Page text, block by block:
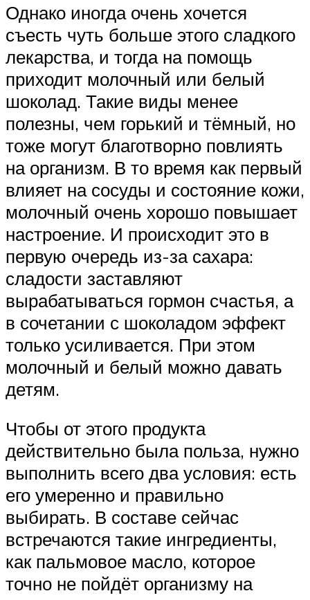
Однако иногда очень хочется
съесть чуть больше этого сладкого
лекарства, и тогда на помощь
приходит молочный или белый
шоколад. Такие виды менее
полезны, чем горький и тёмный, но
тоже могут благотворно повлиять
на организм. В то время как первый
влияет на сосуды и состояние кожи,
молочный очень хорошо повышает
настроение. И происходит это в
первую очередь из-за сахара:
сладости заставляют
вырабатываться гормон счастья, а
в сочетании с шоколадом эффект
только усиливается. При этом
молочный и белый можно давать
детям.
Чтобы от этого продукта
действительно была польза, нужно
выполнить всего два условия: есть
его умеренно и правильно
выбирать. В составе сейчас
встречаются такие ингредиенты,
как пальмовое масло, которое
точно не пойдёт организму на